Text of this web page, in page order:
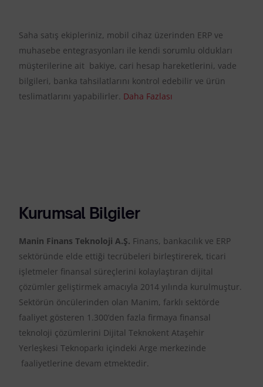
Saha satış ekipleriniz, mobil cihaz üzerinden ERP ve
muhasebe entegrasyonları ile kendi sorumlu oldukları
müşterilerine ait bakiye, cari hesap hareketlerini, vade
bilgileri, banka tahsilatlarını kontrol edebilir ve ürün
teslimatlarını yapabilirler. Daha Fazlası
Kurumsal Bilgiler
Manin Finans Teknoloji A.Ş. Finans, bankacılık ve ERP
sektöründe elde ettiği tecrübeleri birleştirerek, ticari
işletmeler finansal süreçlerini kolaylaştıran dijital
çözümler geliştirmek amacıyla 2014 yılında kurulmuştur.
Sektörün öncülerinden olan Manim, farklı sektörde
faaliyet gösteren 1.300’den fazla firmaya finansal
teknoloji çözümlerini Dijital Teknokent Ataşehir
YerleşkesiTeknoparkı içindeki Arge merkezinde
faaliyetlerine devam etmektedir.